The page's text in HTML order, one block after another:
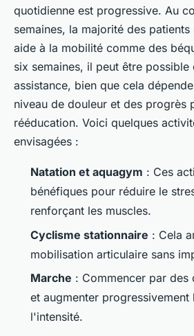
quotidienne est progressive. Au
semaines, la majorité des
aide à la mobilité comme des
six semaines, il peut être possible
assistance, bien que cela
niveau de douleur et des progrès
rééducation. Voici quelques
envisagées :
Natation et aquagym : Ces
bénéfiques pour réduire le
renforçant les muscles.
Cyclisme stationnaire : Cela
mobilisation articulaire sans
Marche : Commencer par des
et augmenter progressivement
l'intensité.